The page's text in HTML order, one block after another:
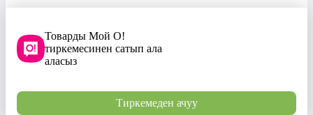
Товарды Мой О!
тиркемесинен сатып ала
аласыз
Тиркемеден ачуу